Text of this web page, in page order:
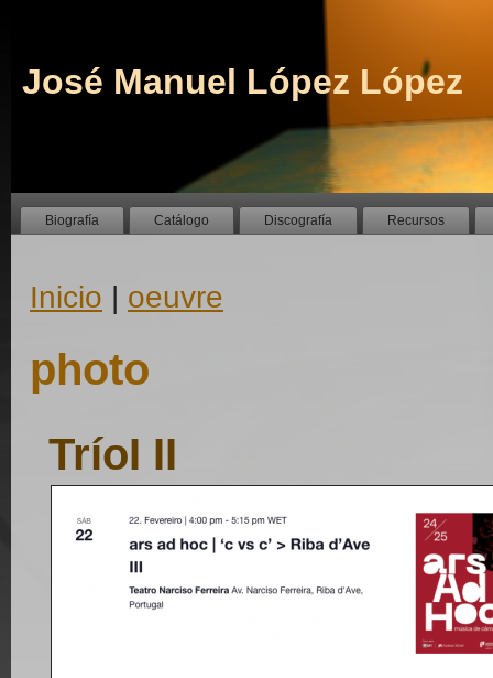
José Manuel López López
Biografía Catálogo Discografía Recursos
Inicio | oeuvre
photo
TríoI II